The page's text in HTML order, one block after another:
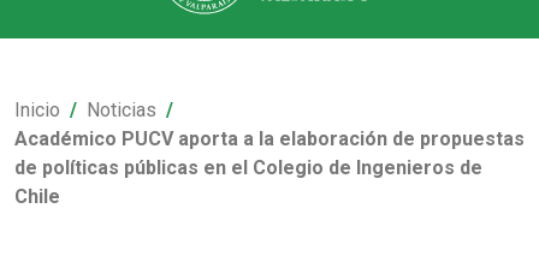
Inicio
Noticias
Académico PUCV aporta a la elaboración de propuestas
de políticas públicas en el Colegio de Ingenieros de
Chile